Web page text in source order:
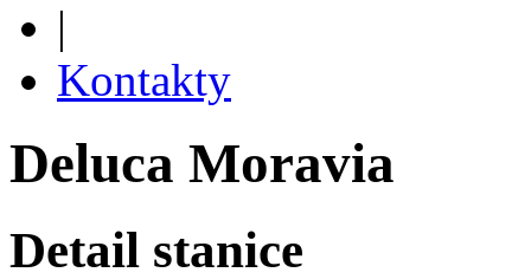
|
Kontakty
Deluca Moravia
Detail stanice